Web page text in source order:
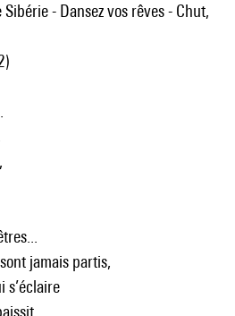
- Dansez vos rêves - Chut,
jamais partis,
s’éclaire